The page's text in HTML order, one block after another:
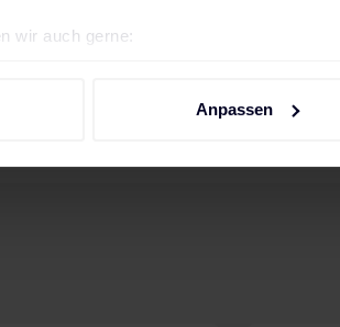
wir auch gerne:
Ihre persönlichen Daten verarbeitet
zusammen, die du ihnen
Anpassen